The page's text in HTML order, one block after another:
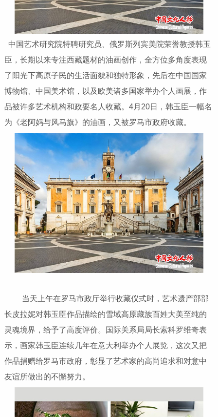
中国艺术研究院特聘研究员、俄罗斯列宾美院荣誉教授韩玉
臣，长期以来专注西藏题材的油画创作，全方位多角度表现
了阳光下高原子民的生活面貌和独特形象，先后在中国国家
博物馆、中国美术馆，以及欧美诸多国家举办个人画展，作
品被许多艺术机构和政要名人收藏。4月20日，韩玉臣一幅名
为《老阿妈与风马旗》的油画，又被罗马市政府收藏。
当天上午在罗马市政厅举行收藏仪式时，艺术遗产部部
长皮拉妮对韩玉臣作品描绘的雪域高原藏族百姓大美至纯的
灵魂境界，给予了高度评价。国际关系局局长索科罗维奇表
示，画家韩玉臣连续几年在意大利举办个人展览，这次又把
作品捐赠给罗马市政府，彰显了艺术家的高尚追求和对意中
友谊所做出的不懈努力。